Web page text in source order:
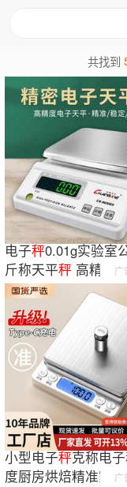
共找到
电子秤0.01g实验室
斤称天平秤 高精度
型家用克称计重商用
台秤
广
小型电子秤克称电
度厨房烘焙精准家 广